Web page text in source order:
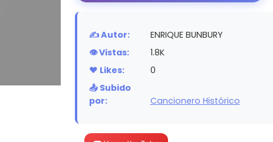
✍️ Autor:
ENRIQUE BUNBURY
👁️ Vistas:
1.8K
❤️ Likes:
0
📤 Subido
por:
Cancionero Histórico